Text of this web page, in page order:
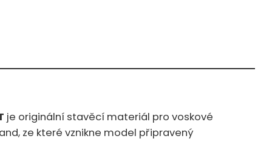
je originální stavěcí materiál pro voskové
ze které vznikne model připravený